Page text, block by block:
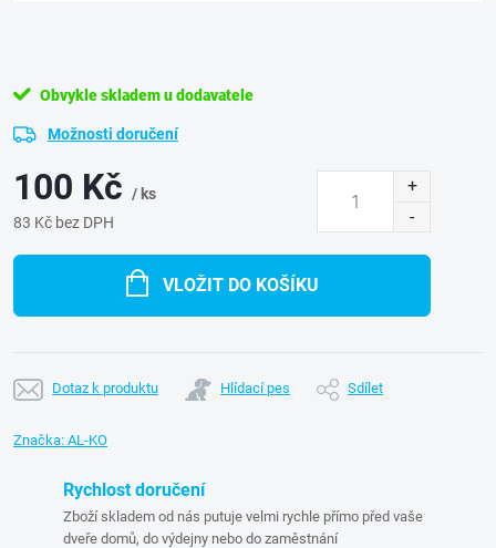
Obvykle skladem u dodavatele
Možnosti doručení
100 Kč / ks
83 Kč bez DPH
VLOŽIT DO KOŠÍKU
Dotaz k produktu Hlídací pes Sdílet
Značka: AL-KO
Rychlost doručení
Zboží skladem od nás putuje velmi rychle přímo před vaše
dveře domů, do výdejny nebo do zaměstnání